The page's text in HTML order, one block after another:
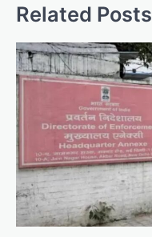
Related Posts